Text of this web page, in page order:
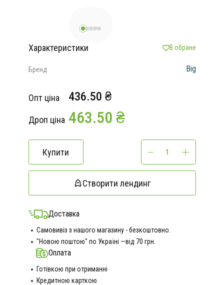
Характеристики В обране
Бренд Big
Опт ціна 436.50 ₴
Дроп ціна 463.50 ₴
Купити
Створити лендинг
Доставка
Самовивіз з нашого магазину - безкоштовно.
"Новою поштою" по Україні —від 70 грн.
Оплата
Готівкою при отриманні
Кредитною карткою